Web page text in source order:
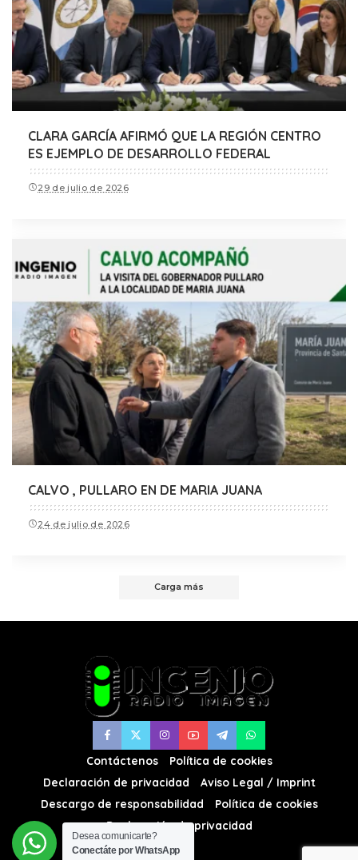
CLARA GARCÍA AFIRMÓ QUE LA REGIÓN CENTRO
ES EJEMPLO DE DESARROLLO FEDERAL
29 de julio de 2026
CALVO , PULLARO EN DE MARIA JUANA
24 de julio de 2026
Carga más
Contáctenos
Política de cookies
Declaración de privacidad
Aviso Legal / Imprint
Descargo de responsabilidad
Política de cookies
Declaración de privacidad
Desea comunicarte?
Conectáte por WhatsApp